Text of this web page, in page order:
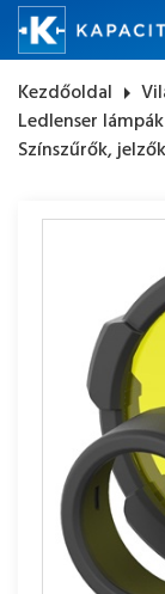
Kezdőoldal arrow_right
Ledlenser
Színszűrők,